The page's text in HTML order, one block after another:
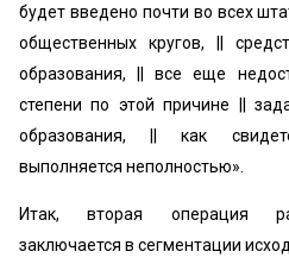
будет введено почти во всех
общественных кругов, ||
образования, || все еще
степени по этой причине ||
образования, || как
выполняется неполностью».
Итак, вторая операция
заключается в сегментации